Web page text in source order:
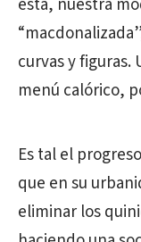
ésta, nuestra
curvas y figuras.
menú calórico,
Es tal el
que en su
eliminar los